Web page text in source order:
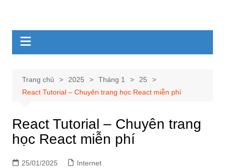
Trang chủ 2025 Tháng 1
25
React Tutorial – Chuyên trang học React miễn phí
React Tutorial – Chuyên trang
học React miễn phí
25/01/2025 Internet